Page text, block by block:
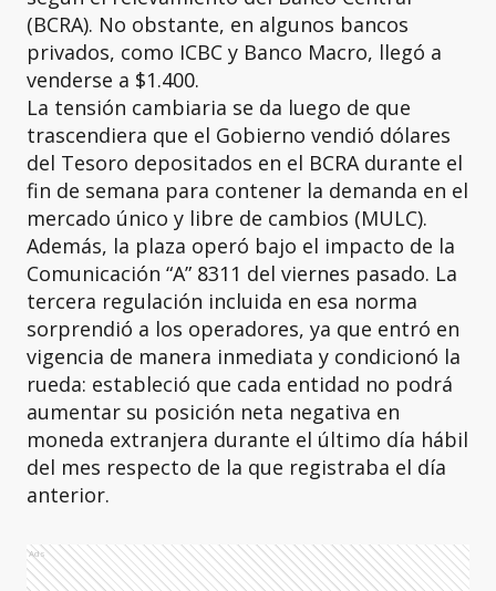
(BCRA). No obstante, en algunos bancos
privados, como ICBC y Banco Macro, llegó a
venderse a $1.400.
La tensión cambiaria se da luego de que
trascendiera que el Gobierno vendió dólares
del Tesoro depositados en el BCRA durante el
fin de semana para contener la demanda en el
mercado único y libre de cambios (MULC).
Además, la plaza operó bajo el impacto de la
Comunicación “A” 8311 del viernes pasado. La
tercera regulación incluida en esa norma
sorprendió a los operadores, ya que entró en
vigencia de manera inmediata y condicionó la
rueda: estableció que cada entidad no podrá
aumentar su posición neta negativa en
moneda extranjera durante el último día hábil
del mes respecto de la que registraba el día
anterior.
Ads